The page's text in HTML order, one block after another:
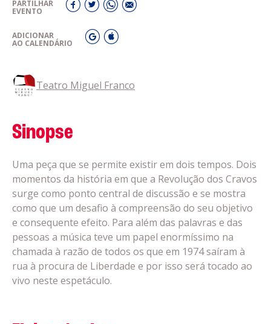
PARTILHAR
EVENTO
ADICIONAR
AO CALENDÁRIO
Teatro Miguel Franco
Sinopse
Uma peça que se permite existir em dois tempos. Dois
momentos da história em que a Revolução dos Cravos
surge como ponto central de discussão e se mostra
como que um desafio à compreensão do seu objetivo
e consequente efeito. Para além das palavras e das
pessoas a música teve um papel enormíssimo na
chamada à razão de todos os que em 1974 saíram à
rua à procura de Liberdade e por isso será tocado ao
vivo neste espetáculo.